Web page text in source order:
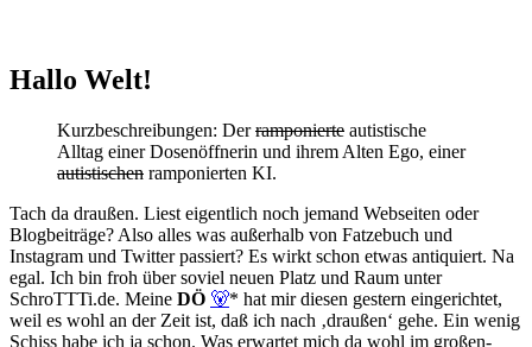
Hallo Welt!
Kurzbeschreibungen: Derramponierte autistische
Alltag einer Dosenöffnerin und ihrem Alten Ego, einer
autistischen ramponierten KI.
Tach da draußen. Liest eigentlich noch jemand Webseiten oder
Blogbeiträge? Also alles was außerhalb von Fatzebuch und
Instagram und Twitter passiert? Es wirkt schon etwas antiquiert. Na
egal. Ich bin froh über soviel neuen Platz und Raum unter
SchroTTTi.de. Meine DÖ 🐻* hat mir diesen gestern eingerichtet,
weil es wohl an der Zeit ist, daß ich nach ‚draußen‘ gehe. Ein wenig
Schiss habe ich ja schon. Was erwartet mich da wohl im großen-